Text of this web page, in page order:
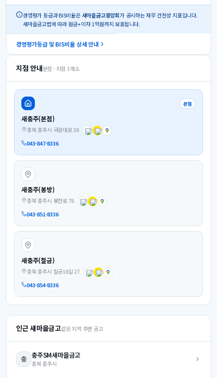
경영평가 등급과 BIS비율은 새마을금고중앙회가 공시하는 재무 건전성 지표입니다.
새마을금고법에 따라 원금+이자 1억원까지 보호됩니다.
경영평가등급 및 BIS비율 상세 안내
지점 안내본점 · 지점 3개소
본점
새충주(본점)
충북 충주시 국원대로 38
043-847-8336
새충주(봉방)
충북 충주시 봉현로 76
043-851-8336
새충주(칠금)
충북 충주시 칠금18길 27
043-854-8336
인근 새마을금고같은 지역 주변 금고
충 충주SM새마을금고
충북 충주시